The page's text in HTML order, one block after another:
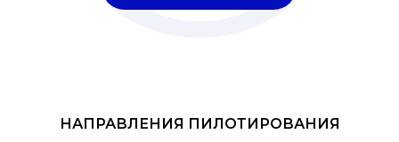
НАПРАВЛЕНИЯ ПИЛОТИРОВАНИЯ